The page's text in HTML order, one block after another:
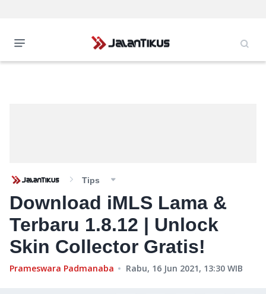
Tips
Download iMLS Lama &
Terbaru 1.8.12 | Unlock
Skin Collector Gratis!
Prameswara Padmanaba Rabu, 16 Jun 2021, 13:30 WIB